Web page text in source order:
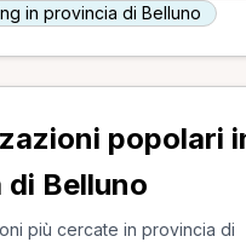
in provincia di Belluno
popolari
Belluno
più cercate in provincia di